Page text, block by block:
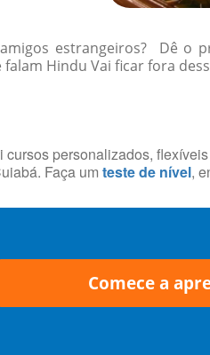
estrangeiros? Dê o
Hindu Vai ficar fora
personalizados,
Faça um teste de nível,
Comece a